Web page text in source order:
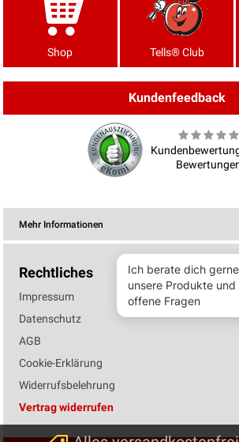
Shop Tells® Club
Kundenfeedback
Mehr Informationen
Rechtliches
Impressum
Datenschutz
AGB
Cookie-Erklärung
Widerrufsbelehrung
Vertrag widerrufen